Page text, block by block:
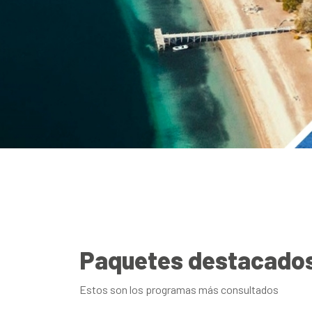
Paquetes
Estos son los programas más consultados